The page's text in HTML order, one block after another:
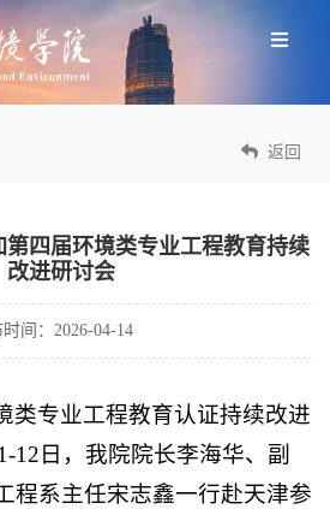
返回
四届环境类专业工程教育持续
改进研讨会
间：2026-04-14
类专业工程教育认证持续改进
12日，我院院长李海华、副
程系主任宋志鑫一行赴天津参